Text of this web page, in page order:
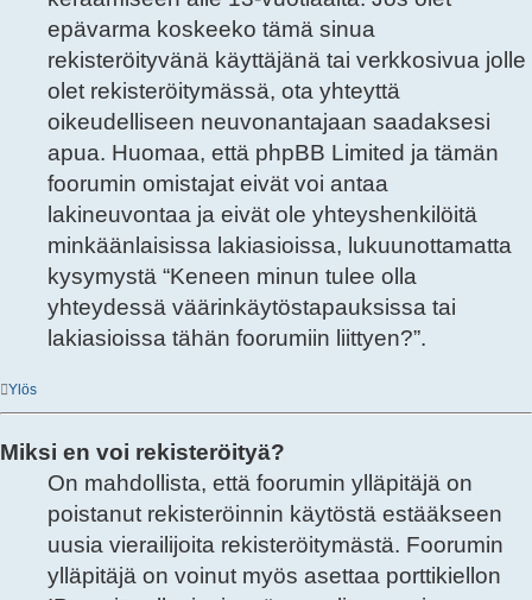
epävarma koskeeko tämä sinua
rekisteröityvänä käyttäjänä tai verkkosivua jolle
olet rekisteröitymässä, ota yhteyttä
oikeudelliseen neuvonantajaan saadaksesi
apua. Huomaa, että phpBB Limited ja tämän
foorumin omistajat eivät voi antaa
lakineuvontaa ja eivät ole yhteyshenkilöitä
minkäänlaisissa lakiasioissa, lukuunottamatta
kysymystä “Keneen minun tulee olla
yhteydessä väärinkäytöstapauksissa tai
lakiasioissa tähän foorumiin liittyen?”.
Ylös
Miksi en voi rekisteröityä?
On mahdollista, että foorumin ylläpitäjä on
poistanut rekisteröinnin käytöstä estääkseen
uusia vierailijoita rekisteröitymästä. Foorumin
ylläpitäjä on voinut myös asettaa porttikiellon